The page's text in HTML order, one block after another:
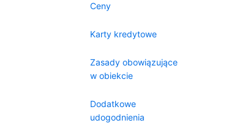
Ceny
Karty kredytowe
Zasady obowiązujące
w obiekcie
Dodatkowe
udogodnienia